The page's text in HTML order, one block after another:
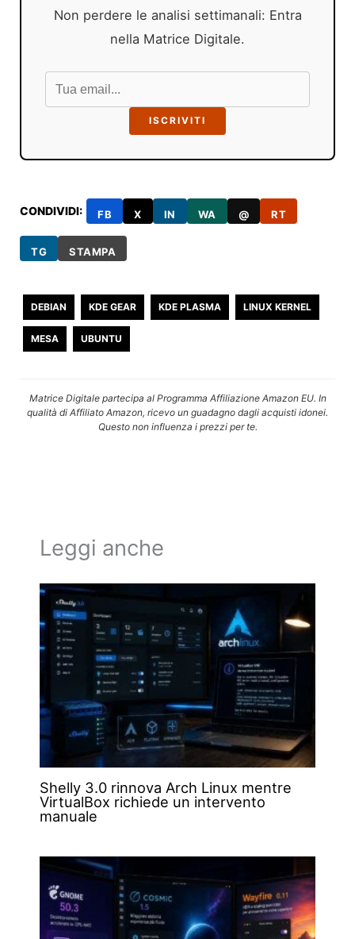
Non perdere le analisi settimanali: Entra
nella Matrice Digitale.
ISCRIVITI
CONDIVIDI: FB X IN WA @ RT
TG STAMPA
DEBIAN KDE GEAR KDE PLASMA LINUX KERNEL
MESA UBUNTU
Matrice Digitale partecipa al Programma Affiliazione Amazon EU. In
qualità di Affiliato Amazon, ricevo un guadagno dagli acquisti idonei.
Questo non influenza i prezzi per te.
Leggi anche
Shelly 3.0 rinnova Arch Linux mentre
VirtualBox richiede un intervento
manuale